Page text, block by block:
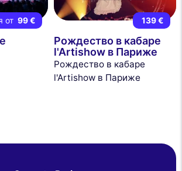
от 99 € 139 €
Рождество в кабаре
l'Artishow в Париже
Рождество в кабаре
l'Artishow в Париже